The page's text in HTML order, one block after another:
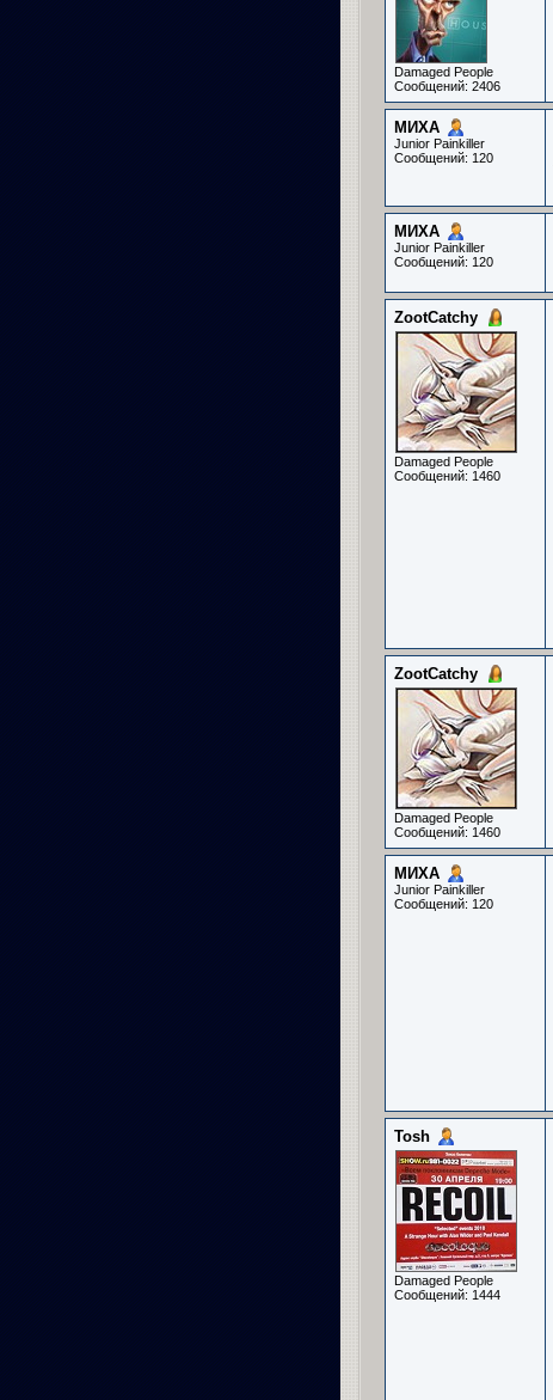
Damaged People
Сообщений: 2406
МИХА
Junior Painkiller
Сообщений: 120
МИХА
Junior Painkiller
Сообщений: 120
ZootCatchy
Damaged People
Сообщений: 1460
ZootCatchy
Damaged People
Сообщений: 1460
МИХА
Junior Painkiller
Сообщений: 120
Tosh
Damaged People
Сообщений: 1444